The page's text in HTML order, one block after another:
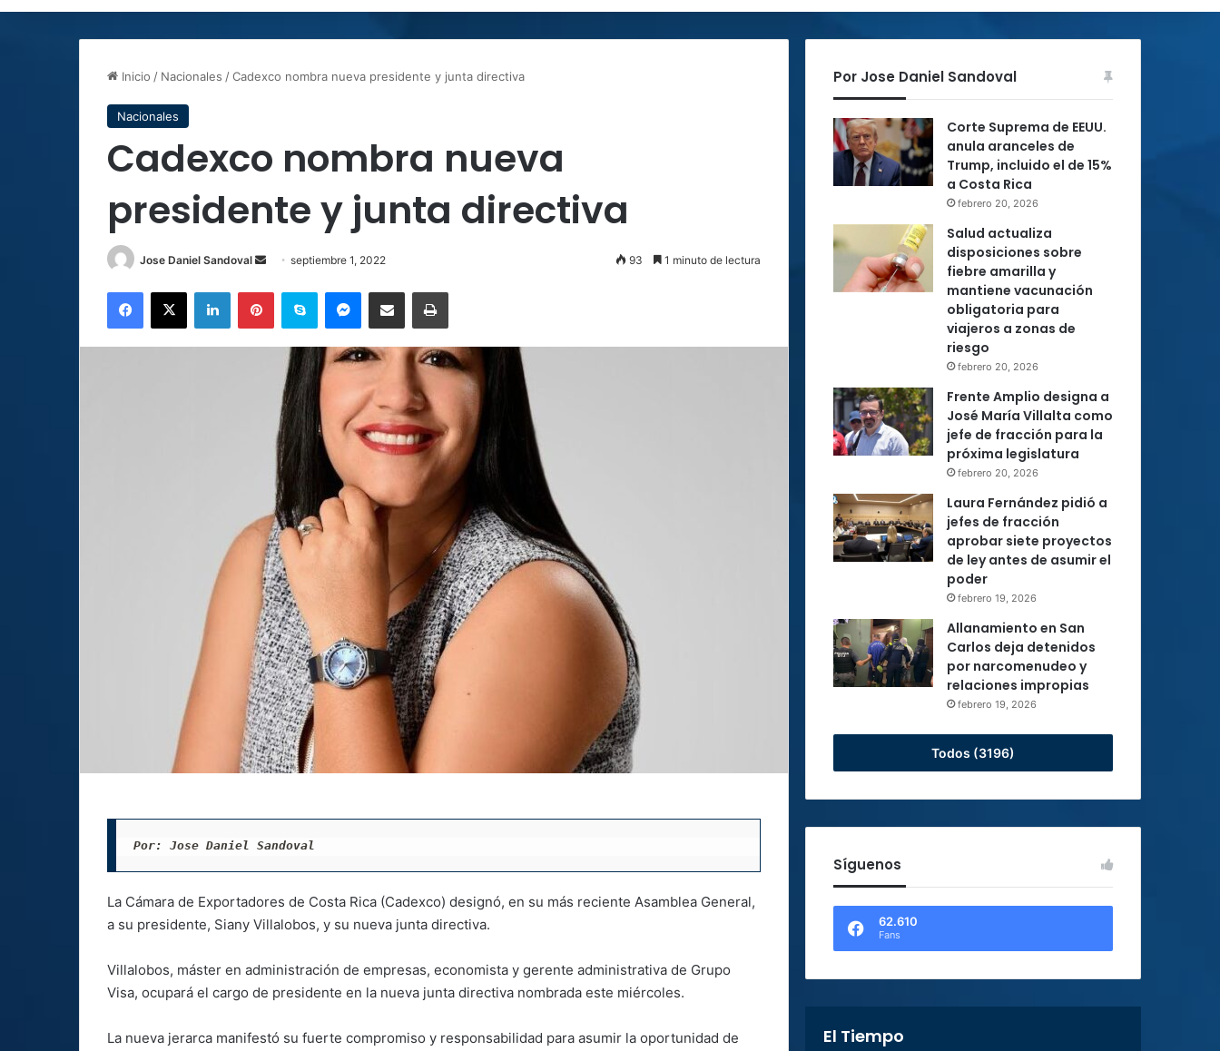
Inicio / Nacionales /Cadexco nombra nueva presidente y junta directiva
Nacionales
Cadexco nombra nueva
presidente y junta directiva
Jose Daniel Sandoval
Sendseptiembre 1, 2022 93 1 minuto de lectura
Facebook
X LinkedInPinterestSkype MessengerCompartir por correo electrónicoImprimir
Por: Jose Daniel Sandoval
La Cámara de Exportadores de Costa Rica (Cadexco) designó, en su más reciente Asamblea General,
a su presidente, Siany Villalobos, y su nueva junta directiva.
Villalobos, máster en administración de empresas, economista y gerente administrativa de Grupo
Visa, ocupará el cargo de presidente en la nueva junta directiva nombrada este miércoles.
La nueva jerarca manifestó su fuerte compromiso y responsabilidad para asumir la oportunidad de
Por Jose Daniel Sandoval
Corte Suprema de EEUU.
anula aranceles de
Trump, incluido el de 15%
a Costa Rica
febrero 20, 2026
Salud actualiza
disposiciones sobre
fiebre amarilla y
mantiene vacunación
obligatoria para
viajeros a zonas de
riesgo
febrero 20, 2026
Frente Amplio designa a
José María Villalta como
jefe de fracción para la
próxima legislatura
febrero 20, 2026
Laura Fernández pidió a
jefes de fracción
aprobar siete proyectos
de ley antes de asumir el
poder
febrero 19, 2026
Allanamiento en San
Carlos deja detenidos
por narcomenudeo y
relaciones impropias
febrero 19, 2026
Todos (3196)
Síguenos
62.610
Fans
El Tiempo